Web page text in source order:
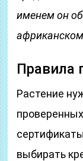
именем он
африканском
Правила
Растение
выбирать